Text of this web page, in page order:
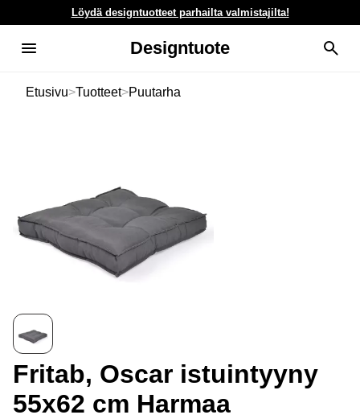
Löydä designtuotteet parhailta valmistajilta!
Designtuote
Etusivu>Tuotteet>Puutarha
Fritab, Oscar istuintyyny
55x62 cm Harmaa